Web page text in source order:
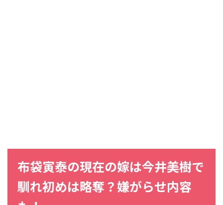
布袋寅泰の現在の嫁は今井美樹で
馴れ初めは略奪？嫌がらせ内容